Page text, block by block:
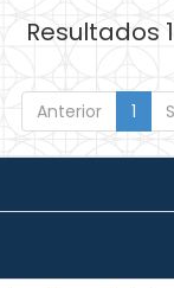
Resultados
Anterior 1